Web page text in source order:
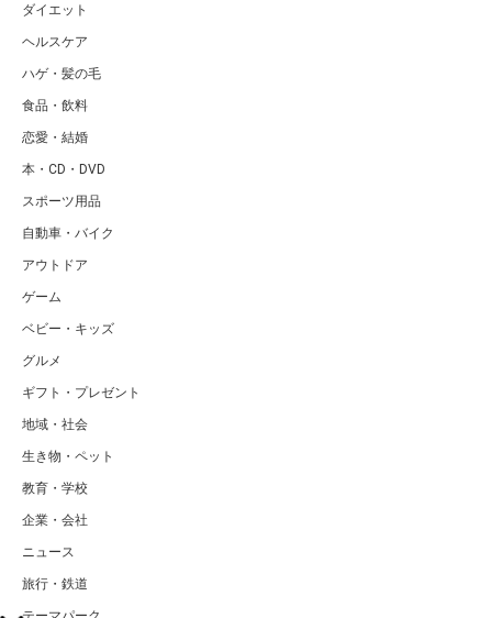
ダイエット
ヘルスケア
ハゲ・髪の毛
食品・飲料
恋愛・結婚
本・CD・DVD
スポーツ用品
自動車・バイク
アウトドア
ゲーム
ベビー・キッズ
グルメ
ギフト・プレゼント
地域・社会
生き物・ペット
教育・学校
企業・会社
ニュース
旅行・鉄道